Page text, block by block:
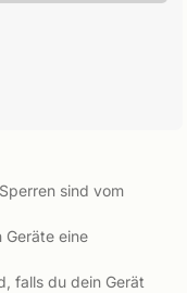
sind vom
Geräte eine
falls du dein Gerät